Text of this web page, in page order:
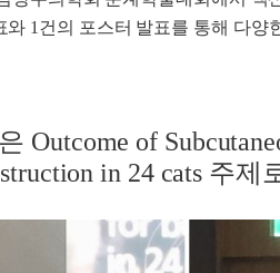
와 1건의 포스터 발표를 통해 다
Outcome of
in 24 cats 주